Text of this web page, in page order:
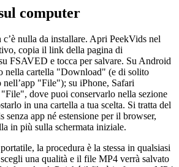
computer
c’è nulla da installare. Apri PeekVids nel
copia il link della pagina di
FSAVED e tocca per salvare. Su Android
nella cartella "Download" (e di solito
nell’app "File"); su iPhone, Safari
dove puoi conservarlo nella sezione
in una cartella a tua scelta. Si tratta del
app né estensione per il browser,
in più sulla schermata iniziale.
la procedura è la stessa in qualsiasi
una qualità e il file MP4 verrà salvato